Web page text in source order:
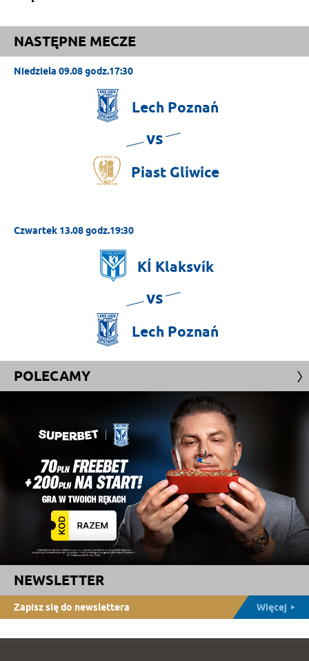
NASTĘPNE MECZE
Niedziela 09.08 godz.17:30
Lech Poznań
vs
Piast Gliwice
Czwartek 13.08 godz.19:30
KÍ Klaksvík
vs
Lech Poznań
POLECAMY
NEWSLETTER
Zapisz się do newslettera Więcej